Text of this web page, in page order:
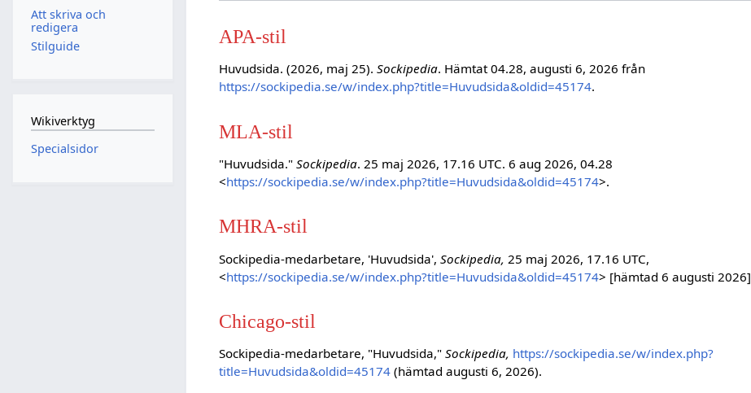
APA-stil
Huvudsida. (2026, maj 25).Sockipedia. Hämtat 04.28, augusti 6, 2026 från
https://sockipedia.se/w/index.php?title=Huvudsida&oldid=45174.
MLA-stil
"Huvudsida."Sockipedia. 25 maj 2026, 17.16 UTC. 6 aug 2026, 04.28
<https://sockipedia.se/w/index.php?title=Huvudsida&oldid=45174>.
MHRA-stil
Sockipedia-medarbetare, 'Huvudsida',Sockipedia, 25 maj 2026, 17.16 UTC,
<https://sockipedia.se/w/index.php?title=Huvudsida&oldid=45174> [hämtad 6 augusti 2026]
Chicago-stil
Sockipedia-medarbetare, "Huvudsida,"Sockipedia, https://sockipedia.se/w/index.php?
title=Huvudsida&oldid=45174 (hämtad augusti 6, 2026).
Att skriva och
redigera
Stilguide
Wikiverktyg
Specialsidor